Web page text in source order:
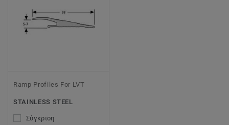
Ramp Profiles For LVT
STAINLESS STEEL
Σύγκριση